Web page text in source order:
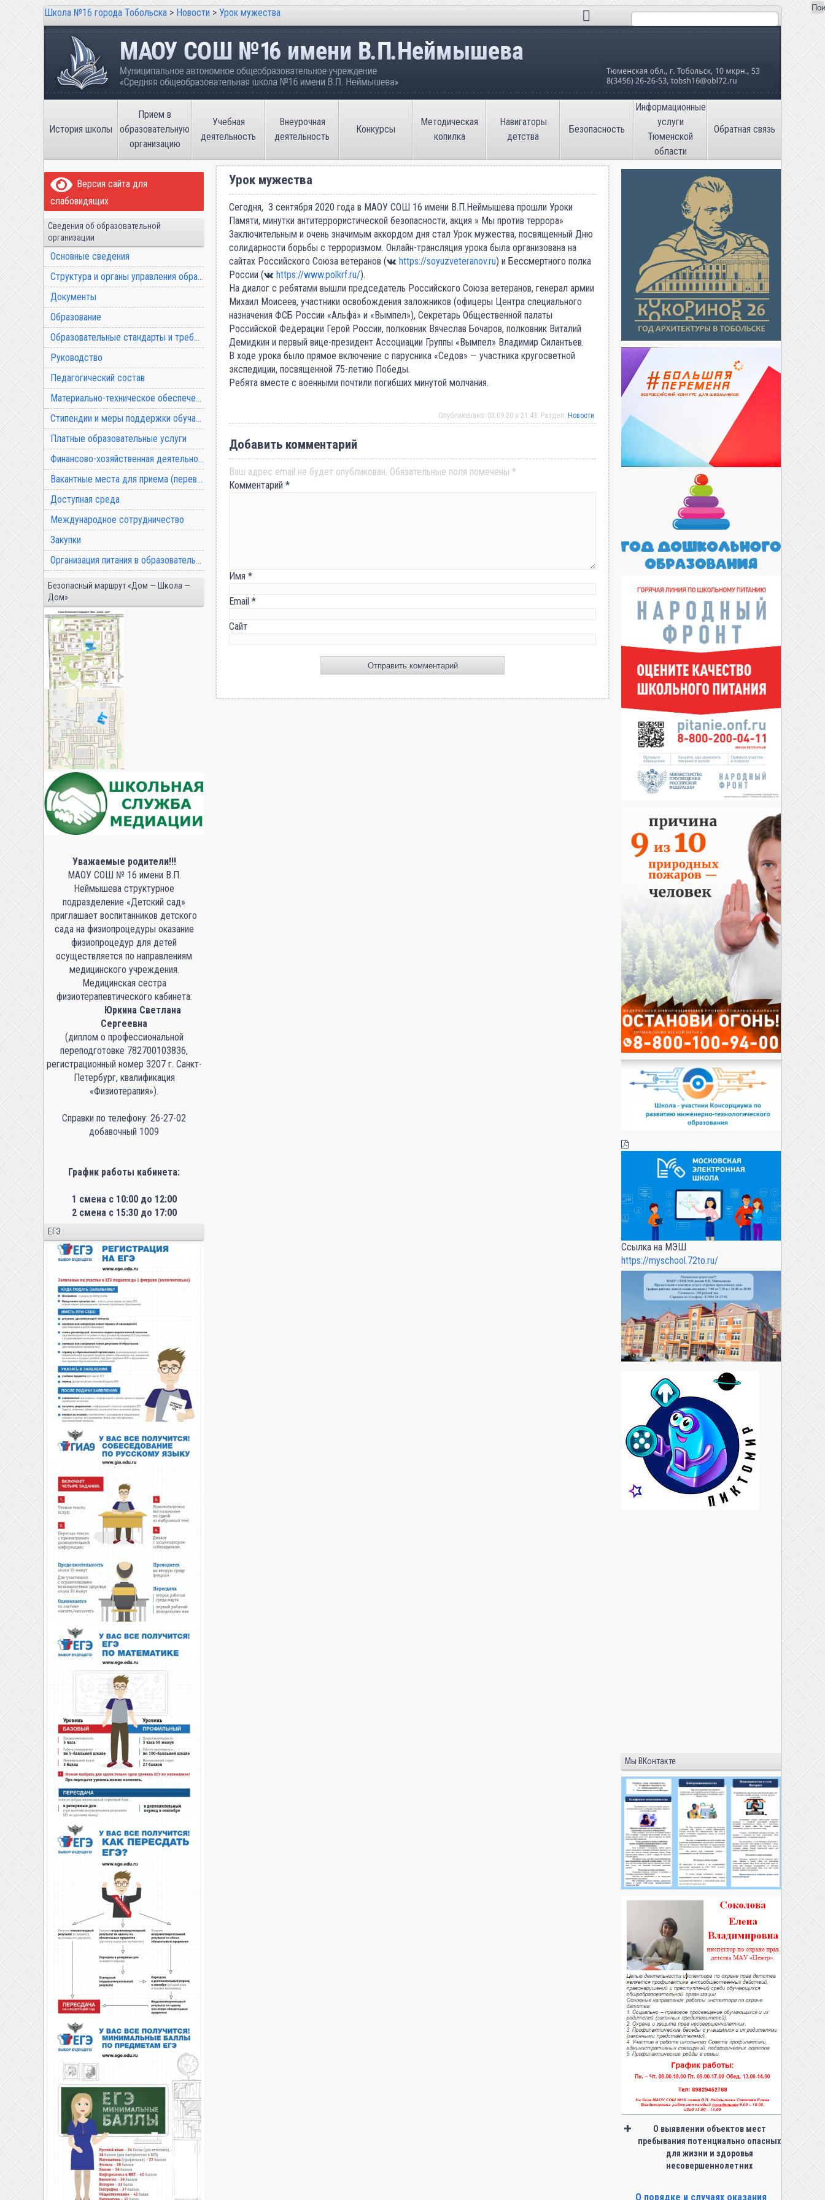
Школа №16 города Тобольска > Новости > Урок мужества Поиск
Школа №16 города Тобольска
Муниципальное автономное общеобразовательное учреждение «Средняя общеобразовательная школа №16»
имени В.П. Неймышева
История школы
Прием в
образовательную
организацию
Учебная
деятельность
Внеурочная
деятельность
Конкурсы
Методическая
копилка
Навигаторы
детства
Безопасность
Информационные
услуги
Тюменской
области
Обратная связь
Версия сайта для
слабовидящих
Сведения об образовательной
организации
Основные сведения
Структура и органы управления образовательной организацией
Документы
Образование
Образовательные стандарты и требования
Руководство
Педагогический состав
Материально-техническое обеспечение и оснащенность образовательного процесса
Стипендии и меры поддержки обучающихся
Платные образовательные услуги
Финансово-хозяйственная деятельность
Вакантные места для приема (перевода) обучающихся
Доступная среда
Международное сотрудничество
Закупки
Организация питания в образовательной организации
Безопасный маршрут «Дом — Школа —
Дом»
Уважаемые родители!!!
МАОУ СОШ № 16 имени В.П.
Неймышева структурное
подразделение «Детский сад»
приглашает воспитанников детского
сада на физиопроцедуры оказание
физиопроцедур для детей
осуществляется по направлениям
медицинского учреждения.
Медицинская сестра
физиотерапевтического кабинета:
Юркина Светлана
Сергеевна
(диплом о профессиональной
переподготовке 782700103836,
регистрационный номер 3207 г. Санкт-
Петербург, квалификация
«Физиотерапия»).
Справки по телефону: 26-27-02
добавочный 1009
График работы кабинета:
1 смена с 10:00 до 12:00
2 смена с 15:30 до 17:00
ЕГЭ
Урок мужества
Сегодня, 3 сентября 2020 года в МАОУ СОШ 16 имени В.П.Неймышева прошли Уроки
Памяти, минутки антитеррористической безопасности, акция » Мы против террора»
Заключительным и очень значимым аккордом дня стал Урок мужества, посвященный Дню
солидарности борьбы с терроризмом. Онлайн-трансляция урока была организована на
сайтах Российского Союза ветеранов (
https://soyuzveteranov.ru) и Бессмертного полка
России (
https://www.polkrf.ru/).
На диалог с ребятами вышли председатель Российского Союза ветеранов, генерал армии
Михаил Моисеев, участники освобождения заложников (офицеры Центра специального
назначения ФСБ России «Альфа» и «Вымпел»), Секретарь Общественной палаты
Российской Федерации Герой России, полковник Вячеслав Бочаров, полковник Виталий
Демидкин и первый вице-президент Ассоциации Группы «Вымпел» Владимир Силантьев.
В ходе урока было прямое включение с парусника «Седов» — участника кругосветной
экспедиции, посвященной 75-летию Победы.
Ребята вместе с военными почтили погибших минутой молчания.
Опубликовано: 03.09.20 в 21:43. Раздел: Новости.
Добавить комментарий
Ваш адрес email не будет опубликован. Обязательные поля помечены *
Комментарий *
Имя *
Email *
Сайт
Ссылка на МЭШ
https://myschool.72to.ru/
Мы ВКонтакте
О выявлении объектов мест
пребывания потенциально опасных
для жизни и здоровья
несовершеннолетних
О порядке и случаях оказания